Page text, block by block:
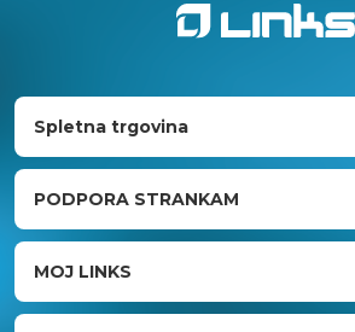
Spletna trgovina
PODPORA STRANKAM
MOJ LINKS